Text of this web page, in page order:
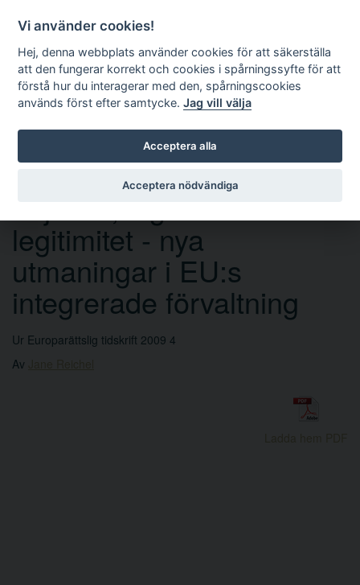
Sök
legitimitet - nya
utmaningar i EU:s
integrerade förvaltning
Ur Europarättslig tidskrift 2009 4
Av
Vi använder cookies!
Hej, denna webbplats använder cookies för att säkerställa
att den fungerar korrekt och cookies i spårningssyfte för att
förstå hur du interagerar med den, spårningscookies
används först efter samtycke.Jag vill välja
Acceptera alla
Acceptera nödvändiga